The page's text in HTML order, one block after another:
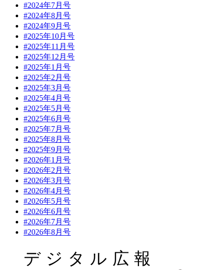
#2024年7月号
#2024年8月号
#2024年9月号
#2025年10月号
#2025年11月号
#2025年12月号
#2025年1月号
#2025年2月号
#2025年3月号
#2025年4月号
#2025年5月号
#2025年6月号
#2025年7月号
#2025年8月号
#2025年9月号
#2026年1月号
#2026年2月号
#2026年3月号
#2026年4月号
#2026年5月号
#2026年6月号
#2026年7月号
#2026年8月号